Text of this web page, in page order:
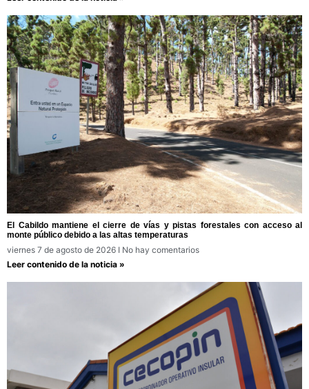
El Cabildo mantiene el cierre de vías y pistas forestales con acceso al
monte público debido a las altas temperaturas
viernes 7 de agosto de 2026
No hay comentarios
Leer contenido de la noticia »